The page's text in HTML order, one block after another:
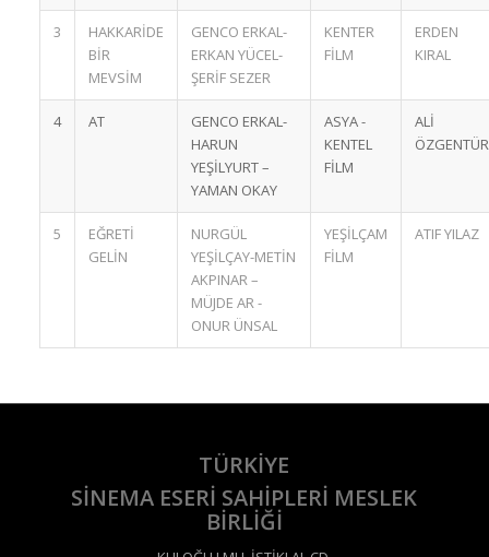
3
HAKKARİDE
BİR
MEVSİM
GENCO ERKAL-
ERKAN YÜCEL-
ŞERİF SEZER
KENTER
FİLM
ERDEN
KIRAL
4 AT
GENCO ERKAL-
HARUN
YEŞİLYURT –
YAMAN OKAY
ASYA -
KENTEL
FİLM
ALİ
5
EĞRETİ
GELİN
NURGÜL
YEŞİLÇAY-METİN
AKPINAR –
MÜJDE AR -
ONUR ÜNSAL
YEŞİLÇAM
FİLM
ATIF YILAZ
TÜRKİYE
SİNEMA ESERİ SAHİPLERİ MESLEK
BİRLİĞİ